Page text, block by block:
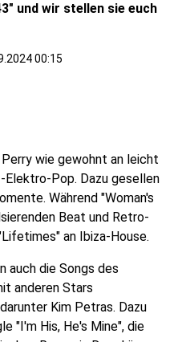
und wir stellen sie euch
00:15
wie gewohnt an leicht
Pop. Dazu gesellen
Während "Woman's
Beat und Retro-
an Ibiza-House.
auch die Songs des
anderen Stars
Kim Petras. Dazu
"I'm His, He's Mine", die